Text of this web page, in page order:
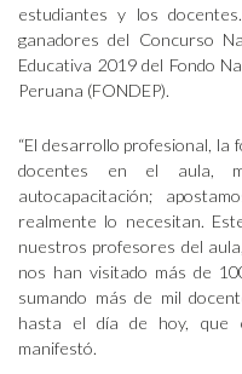
estudiantes y los
ganadores del Concurso
Educativa 2019 del Fondo
Peruana (FONDEP).
“El desarrollo profesional, la
docentes en el aula,
autocapacitación;
realmente lo necesitan.
nuestros profesores del
nos han visitado más de
sumando más de mil
hasta el día de hoy, que
manifestó.